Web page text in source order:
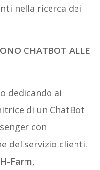
nella ricerca dei
CHATBOT ALLE
dedicando ai
di un ChatBot
con
del servizio clienti.
H-Farm,